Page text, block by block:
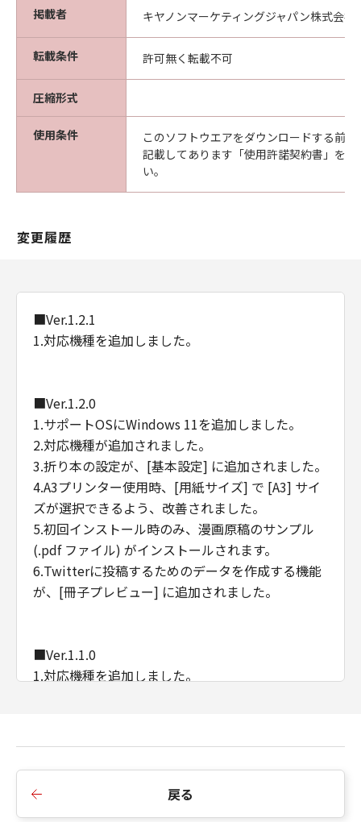
掲載者 キヤノンマーケティングジャパン株式会社
転載条件 許可無く転載不可
圧縮形式
使用条件
このソフトウエアをダウンロードする前
記載してあります「使用許諾契約書」を
い。
変更履歴
■Ver.1.2.1
1.対応機種を追加しました。
■Ver.1.2.0
1.サポートOSにWindows 11を追加しました。
2.対応機種が追加されました。
3.折り本の設定が、[基本設定] に追加されました。
4.A3プリンター使用時、[用紙サイズ] で [A3] サイ
ズが選択できるよう、改善されました。
5.初回インストール時のみ、漫画原稿のサンプル
(.pdf ファイル) がインストールされます。
6.Twitterに投稿するためのデータを作成する機能
が、[冊子プレビュー] に追加されました。
■Ver.1.1.0
1.対応機種を追加しました。
戻る